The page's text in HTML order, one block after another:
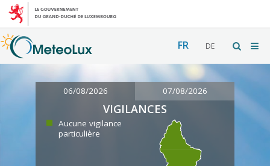
FR DE
06/08/2026 07/08/2026
VIGILANCES
Aucune vigilance
particulière